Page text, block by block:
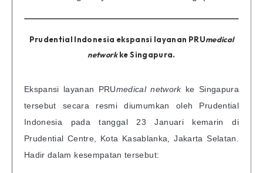
Prudential Indonesia ekspansi layanan PRUmedical
networkke Singapura.
Ekspansi layanan PRUmedical network ke Singapura
tersebut secara resmi diumumkan oleh Prudential
Indonesia pada tanggal 23 Januari kemarin di
Prudential Centre, Kota Kasablanka, Jakarta Selatan.
Hadir dalam kesempatan tersebut: